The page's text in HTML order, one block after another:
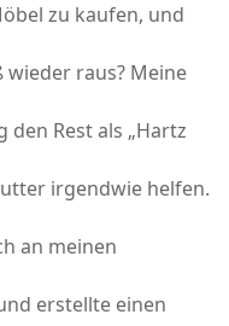
zu kaufen, und
wieder raus? Meine
Rest als „Hartz
irgendwie helfen.
an meinen
erstellte einen